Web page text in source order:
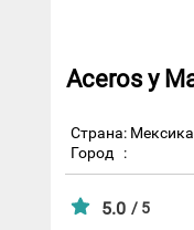
Aceros y
Страна: Мексика
Город
:
5.0 / 5